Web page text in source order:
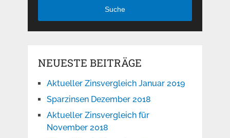
Suche
NEUESTE BEITRÄGE
Aktueller Zinsvergleich Januar 2019
Sparzinsen Dezember 2018
Aktueller Zinsvergleich für
November 2018